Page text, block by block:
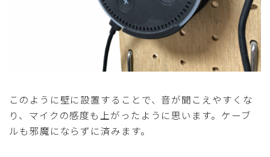
このように壁に設置することで、音が聞こえやすくな
り、マイクの感度も上がったように思います。ケーブ
ルも邪魔にならずに済みます。